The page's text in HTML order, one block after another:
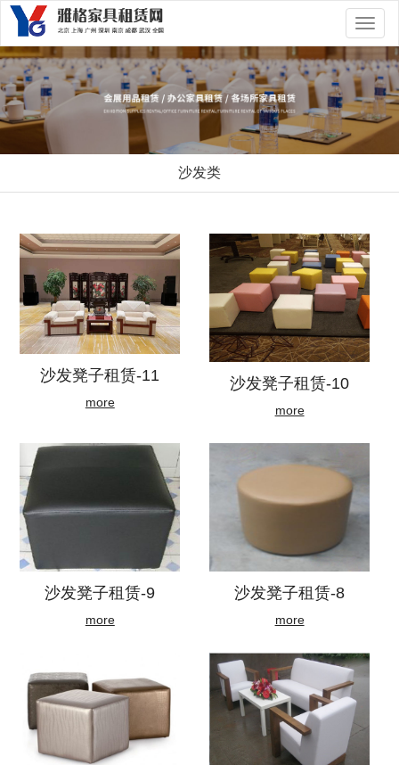
切
换
导
航
沙发类
沙发凳子租赁-11
more
沙发凳子租赁-10
more
沙发凳子租赁-9
more
沙发凳子租赁-8
more